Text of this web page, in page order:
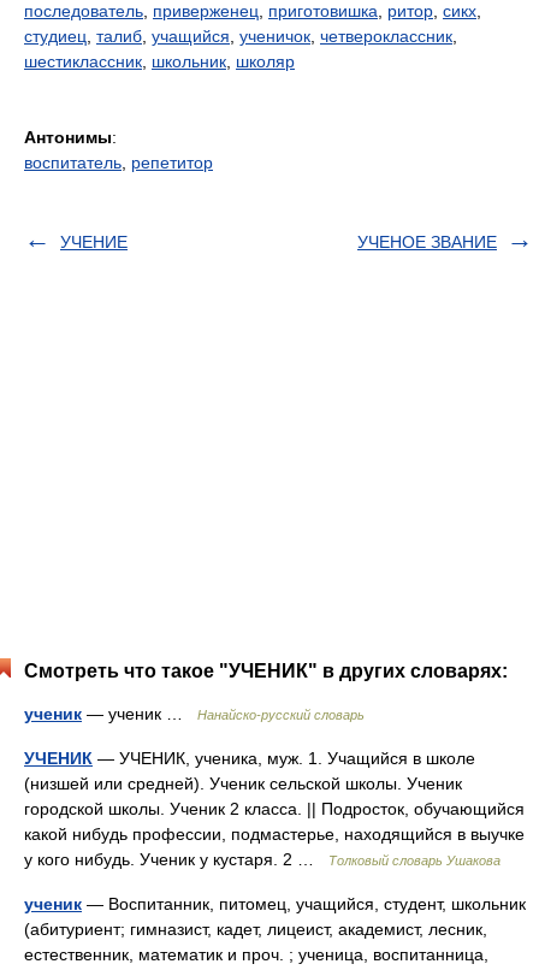
последователь приверженец приготовишка ритор сикх
студиец талиб учащийся ученичок четвероклассник
шестиклассник школьник школяр
Антонимы:
воспитатель репетитор
УЧЕНИЕ УЧЕНОЕ ЗВАНИЕ
Смотреть что такое "УЧЕНИК" в других словарях:
ученик — ученик … Нанайско-русский словарь
УЧЕНИК — УЧЕНИК, ученика, муж. 1. Учащийся в школе
(низшей или средней). Ученик сельской школы. Ученик
городской школы. Ученик 2 класса. || Подросток, обучающийся
какой нибудь профессии, подмастерье, находящийся в выучке
у кого нибудь. Ученик у кустаря. 2 …
Толковый словарь Ушакова
ученик — Воспитанник, питомец, учащийся, студент, школьник
(абитуриент; гимназист, кадет, лицеист, академист, лесник,
естественник, математик и проч. ; ученица, воспитанница,